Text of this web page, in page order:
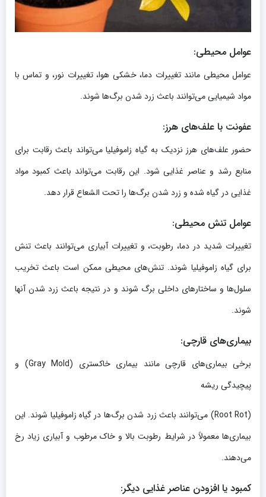
عوامل محیطی:
عوامل محیطی مانند تغییرات دما، خشکی هوا، تغییرات نور، و تماس با
مواد شیمیایی می‌توانند باعث زرد شدن برگ‌ها شوند.
عفونت با علف‌های هرز:
حضور علف‌های هرز نزدیک به گیاه زاموفیلیا می‌تواند باعث رقابت برای
منابع رشد و عناصر غذایی شود. این رقابت می‌تواند باعث کمبود مواد
غذایی در گیاه شده و زرد شدن برگ‌ها را تحت الشعاع قرار دهد.
عوامل تنش محیطی:
تغییرات شدید در دما، رطوبت، و تغییرات آبیاری می‌توانند باعث تنش
برای گیاه زاموفیلیا شوند. تنش‌های محیطی ممکن است باعث تخریب
سلول‌ها و ساختارهای داخلی برگ شوند و در نتیجه باعث زرد شدن آنها
شوند.
بیماری‌های قارچی:
برخی بیماری‌های قارچی مانند بیماری خاکستری (Gray Mold) و
پیچیدگی ریشه
(Root Rot) می‌توانند باعث زرد شدن برگ‌ها در گیاه زاموفیلیا شوند. این
بیماری‌ها معمولاً در شرایط رطوبت بالا و خاک مرطوب و آبیاری زیاد رخ
می‌دهند.
کمبود یا افزودن عناصر غذایی دیگر: